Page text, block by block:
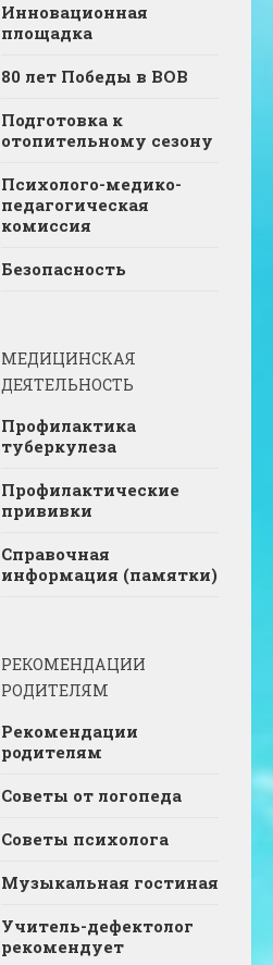
Инновационная
площадка
80 лет Победы в ВОВ
Подготовка к
отопительному сезону
Психолого-медико-
педагогическая
комиссия
Безопасность
МЕДИЦИНСКАЯ
ДЕЯТЕЛЬНОСТЬ
Профилактика
туберкулеза
Профилактические
прививки
Справочная
информация (памятки)
РЕКОМЕНДАЦИИ
РОДИТЕЛЯМ
Рекомендации
родителям
Советы от логопеда
Советы психолога
Музыкальная гостиная
Учитель-дефектолог
рекомендует